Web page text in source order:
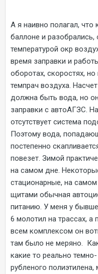
А я наивно полагал, что
баллоне и разобрались,
температурой окр
время заправки и
оборотах, скоростях,
темпрач воздуха.
должна быть вода, но
заправки с автоАГЗС.
отсутствует система
Поэтому вода,
постепенно
повезет. Зимой
на самом дне.
стационарные, на
щитами обычная
питанию. У меня у
6 молотил на трассах, а
всем комплексом он
там было не меряно.
какие то реально
рубленого